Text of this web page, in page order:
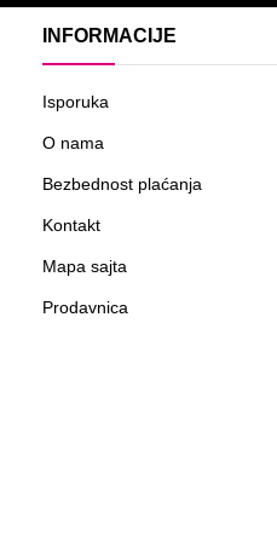
INFORMACIJE
Isporuka
O nama
Bezbednost plaćanja
Kontakt
Mapa sajta
Prodavnica